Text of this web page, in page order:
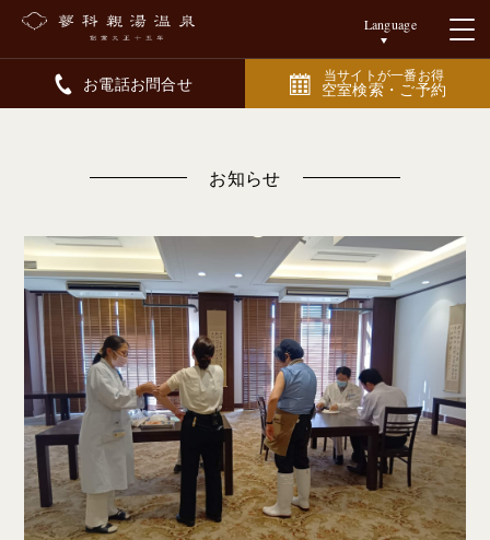
Language
お電話お問合せ 当サイトが一番お得
空室検索・ご予約
お知らせ